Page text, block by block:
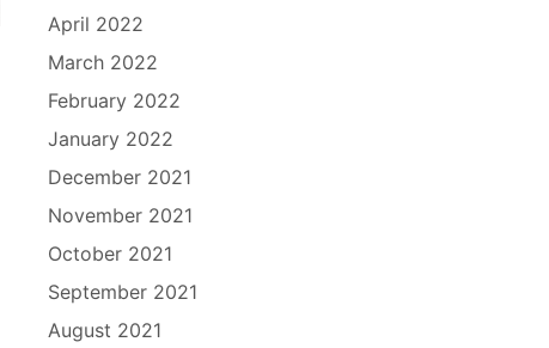
April 2022
March 2022
February 2022
January 2022
December 2021
November 2021
October 2021
September 2021
August 2021